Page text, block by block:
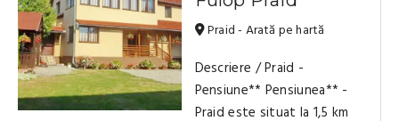
Praid - Arată pe hartă
Descriere / Praid -
Pensiune** Pensiunea** -
Praid este situat la 1,5 km